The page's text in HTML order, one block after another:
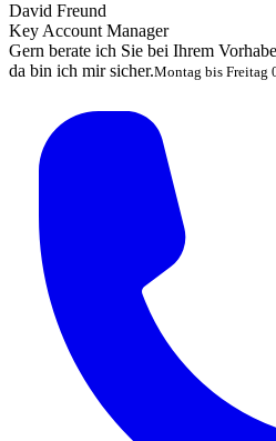
David Freund
Key Account Manager
Gern berate ich Sie bei Ihrem
da bin ich mir sicher.Montag bis Freitag